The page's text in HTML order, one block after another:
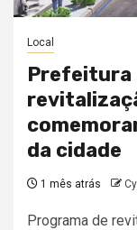
Local
Prefeitura
da cidade
1 mês atrás
Programa de